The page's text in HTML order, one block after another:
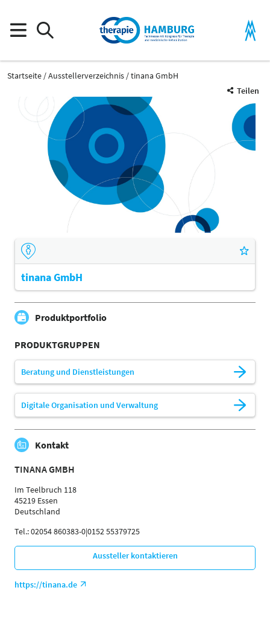
Startseite Ausstellerverzeichnis
tinana GmbH
Teilen
tinana GmbH
Produktportfolio
PRODUKTGRUPPEN
Beratung und Dienstleistungen
Digitale Organisation und Verwaltung
Kontakt
TINANA GMBH
Im Teelbruch 118
45219 Essen
Deutschland
Tel.: 02054 860383-0|0152 55379725
Aussteller kontaktieren
https://tinana.de